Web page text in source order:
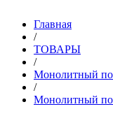
Главная
/
ТОВАРЫ
/
Монолитный
/
Монолитный